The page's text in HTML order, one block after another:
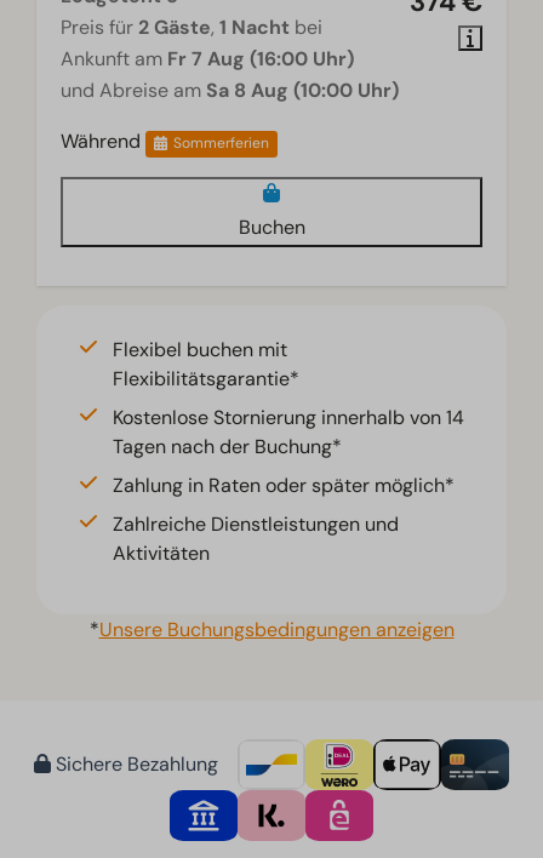
Preis für 2 Gäste, 1 Nacht bei
Ankunft am Fr 7 Aug (16:00 Uhr)
und Abreise am Sa 8 Aug (10:00 Uhr)
Während
Sommerferien
Buchen
Flexibel buchen mit
Flexibilitätsgarantie*
Kostenlose Stornierung innerhalb von 14
Tagen nach der Buchung*
Zahlung in Raten oder später möglich*
Zahlreiche Dienstleistungen und
Aktivitäten
*Unsere Buchungsbedingungen anzeigen
Sichere Bezahlung